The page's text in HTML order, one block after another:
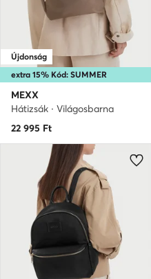
extra 15% Kód: SUMMER
Újdonság
MEXX
Hátizsák · Világosbarna
22 995 Ft